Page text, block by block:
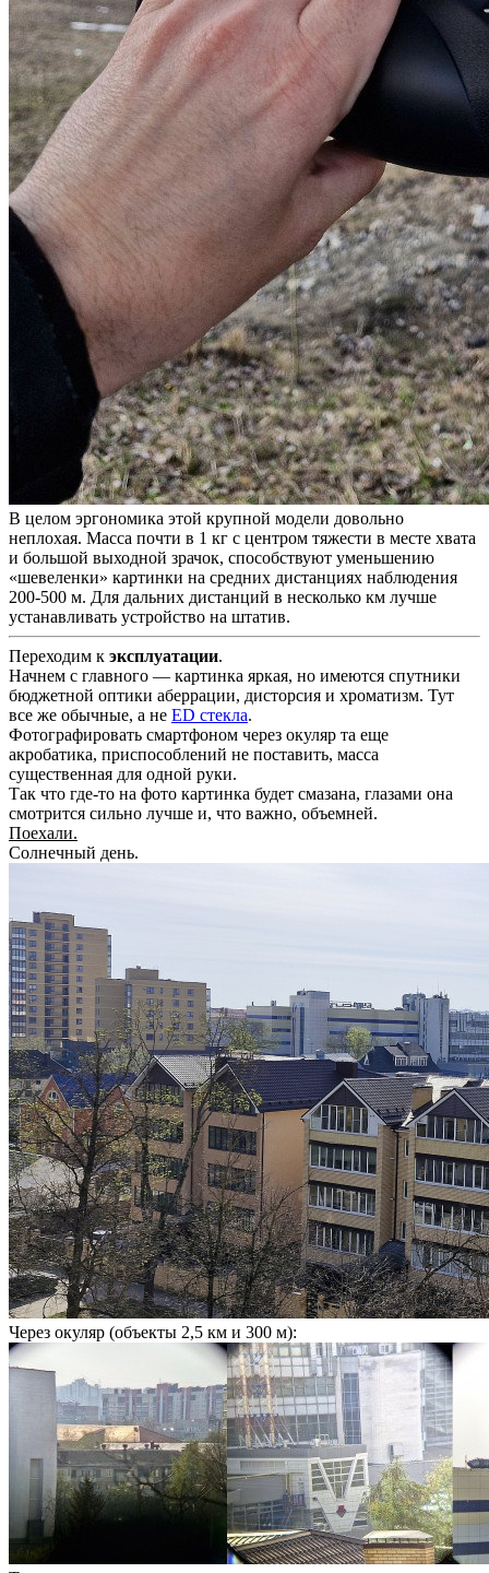
В целом эргономика этой крупной модели довольно
неплохая. Масса почти в 1 кг с центром тяжести в месте хвата
и большой выходной зрачок, способствуют уменьшению
«шевеленки» картинки на средних дистанциях наблюдения
200-500 м. Для дальних дистанций в несколько км лучше
устанавливать устройство на штатив.
Переходим к эксплуатации.
Начнем с главного — картинка яркая, но имеются спутники
бюджетной оптики аберрации, дисторсия и хроматизм. Тут
все же обычные, а не ED стекла.
Фотографировать смартфоном через окуляр та еще
акробатика, приспособлений не поставить, масса
существенная для одной руки.
Так что где-то на фото картинка будет смазана, глазами она
смотрится сильно лучше и, что важно, объемней.
Поехали.
Солнечный день.
Через окуляр (объекты 2,5 км и 300 м):